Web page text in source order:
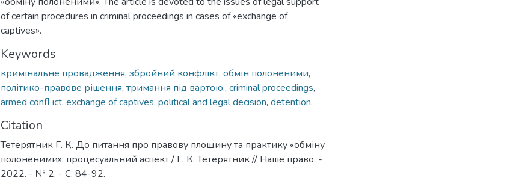
of certain procedures in criminal proceedings in cases of «exchange of
captives».
Keywords
кримінальне провадження, збройний конфлікт, обмін полоненими,
політико-правове рішення, тримання під вартою., criminal proceedings,
armed conﬂ ict, exchange of captives, political and legal decision, detention.
Citation
Тетерятник Г. К. До питання про правову площину та практику «обміну
полоненими»: процесуальний аспект / Г. К. Тетерятник // Наше право. -
2022. - № 2. - С. 84-92.